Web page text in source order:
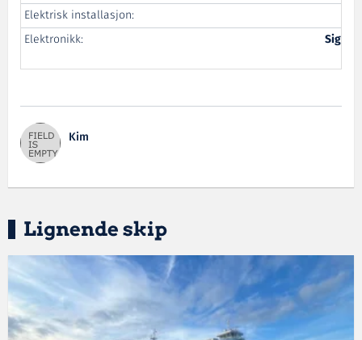
Elektrisk installasjon:
Elektronikk:
Sigurd
Kim
Lignende skip